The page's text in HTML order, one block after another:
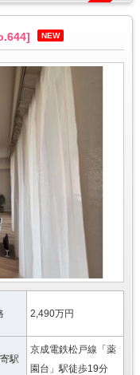
NEW
2,490万円
駅
京成電鉄松戸線「薬
園台」駅徒歩19分